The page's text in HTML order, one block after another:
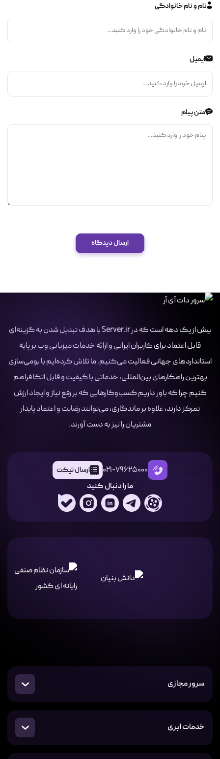
نام و نام خانوادگی
ایمیل
متن پیام
ارسال دیدگاه
بیش از یک دهه است که در Server.ir با هدف تبدیل شدن به گزینه‌ای
قابل اعتماد برای کاربران ایرانی و ارائه خدمات میزبانی وب بر پایه
استانداردهای جهانی فعالیت می‌کنیم. ما تلاش کرده‌ایم با بومی‌سازی
بهترین راهکارهای بین‌المللی، خدماتی با کیفیت و قابل اتکا فراهم
کنیم چرا که باور داریم کسب‌وکارهایی که بر رفع نیاز و ایجاد ارزش
تمرکز دارند، علاوه بر ماندگاری، می‌توانند رضایت و اعتماد پایدار
مشتریان را نیز به دست آورند.
021-79625000 ارسال تیکت
ما را دنبال کنید
سرور مجازی
خدمات ابری